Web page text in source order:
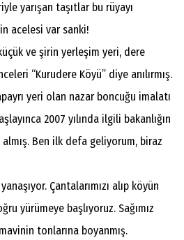
yarışan taşıtlar bu rüyayı
acelesi var sanki!
ve şirin yerleşim yeri, dere
“Kurudere Köyü” diye anılırmış.
yeri olan nazar boncuğu imalatı
2007 yılında ilgili bakanlığın
almış. Ben ilk defa geliyorum, biraz
Çantalarımızı alıp köyün
yürümeye başlıyoruz. Sağımız
tonlarına boyanmış.